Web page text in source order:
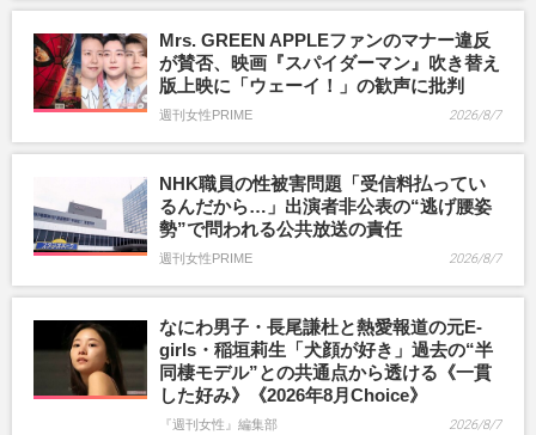
Mrs. GREEN APPLEファンのマナー違反
が賛否、映画『スパイダーマン』吹き替え
版上映に「ウェーイ！」の歓声に批判
週刊女性PRIME 2026/8/7
NHK職員の性被害問題「受信料払ってい
るんだから…」出演者非公表の“逃げ腰姿
勢”で問われる公共放送の責任
週刊女性PRIME 2026/8/7
なにわ男子・長尾謙杜と熱愛報道の元E-
girls・稲垣莉生「犬顔が好き」過去の“半
同棲モデル”との共通点から透ける《一貫
した好み》《2026年8月Choice》
『週刊女性』編集部 2026/8/7